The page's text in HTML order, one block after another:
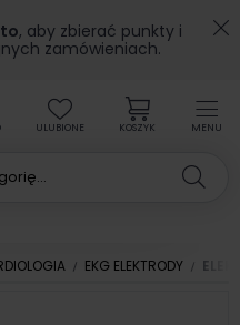
, aby zbierać punkty i
zamówieniach.
MENU
ULUBIONE KOSZYK
EKG ELEKTRODY